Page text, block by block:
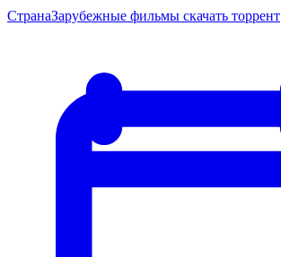
СтранаЗарубежные фильмы скачать торрент